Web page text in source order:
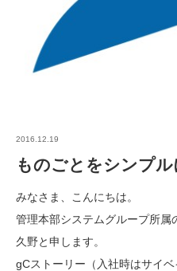
2016.12.19
ものごとをシンプル
みなさま、こんにちは。
管理本部システムグループ所属
久野と申します。
gCストーリー（入社時はサイ